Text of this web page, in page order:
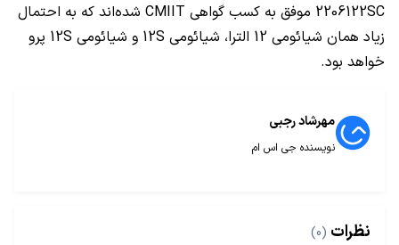
2206122SC موفق به کسب گواهی CMIIT شده‌اند که به احتمال
زیاد همان شیائومی 12 الترا، شیائومی
12S و شیائومی 12S پرو
خواهد بود.
مهرشاد رجبی
نویسنده جی اس ام
نظرات (0)